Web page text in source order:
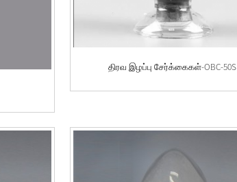
திரவ இழப்பு சேர்க்கைகள்-OBC-50S